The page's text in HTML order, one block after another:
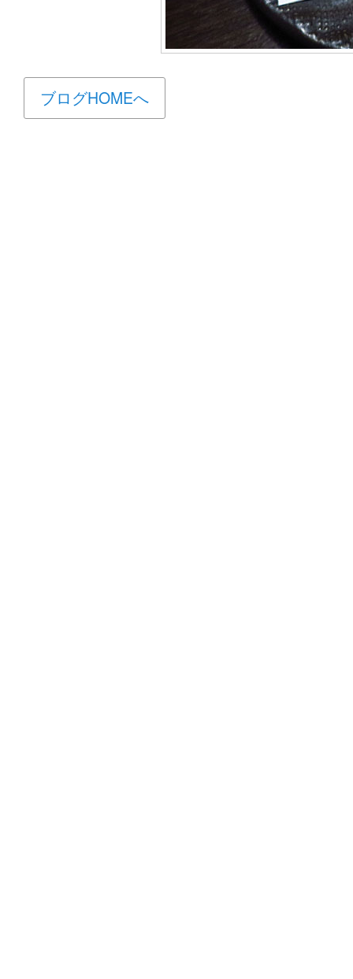
ブログHOMEへ